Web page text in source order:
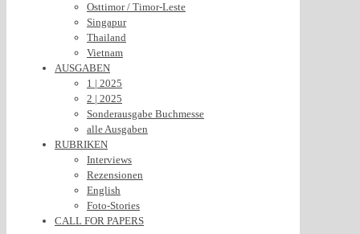
Osttimor / Timor-Leste
Singapur
Thailand
Vietnam
AUSGABEN
1 | 2025
2 | 2025
Sonderausgabe Buchmesse
alle Ausgaben
RUBRIKEN
Interviews
Rezensionen
English
Foto-Stories
CALL FOR PAPERS